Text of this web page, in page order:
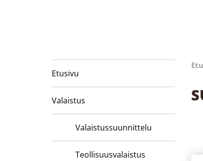
Etusivu
Valaistus
Valaistussuunnittelu
Teollisuusvalaistus